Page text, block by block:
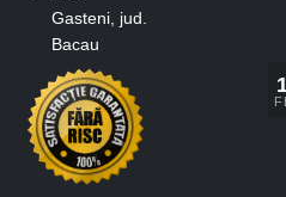
Gasteni, jud.
Bacau